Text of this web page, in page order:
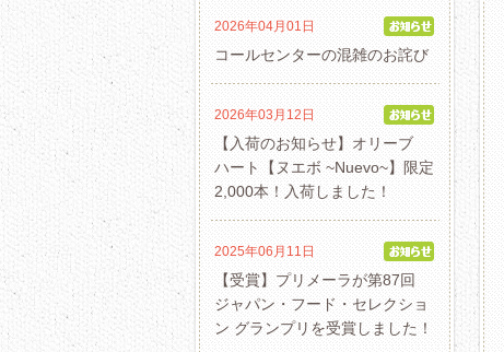
2026年04月01日
コールセンターの混雑のお詫び
2026年03月12日
【入荷のお知らせ】オリーブ
ハート【ヌエボ ~Nuevo~】限定
2,000本！入荷しました！
2025年06月11日
【受賞】プリメーラが第87回
ジャパン・フード・セレクショ
ン グランプリを受賞しました！